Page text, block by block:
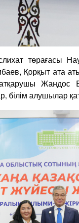
төрағасы
Қорқыт ата
Жандос
білім алушылар